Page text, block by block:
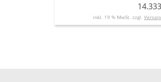
inkl. 19 % MwSt. zzgl.